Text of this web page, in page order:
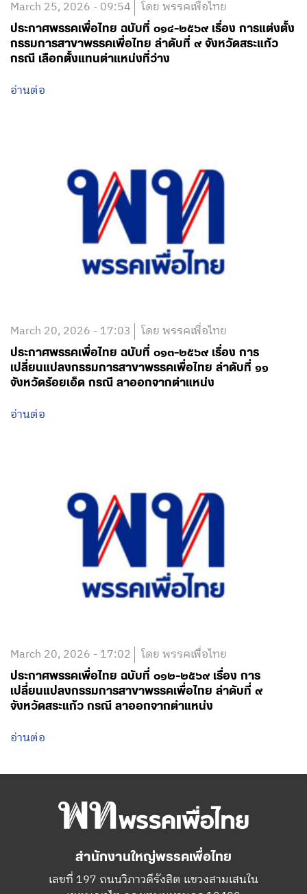
March 25, 2026 - 09:54 โดย พรรคเพื่อไทย
ประกาศพรรคเพื่อไทย ฉบับที่ ๐๑๔-๒๕๖๙ เรื่อง การแต่งตั้ง
กรรมการสาขาพรรคเพื่อไทย ลำดับที่ ๙ จังหวัดสระแก้ว
กรณี เลือกตั้งแทนตำแหน่งที่ว่าง
อ่านต่อ
March 20, 2026 - 17:03 โดย พรรคเพื่อไทย
ประกาศพรรคเพื่อไทย ฉบับที่ ๐๑๓-๒๕๖๙ เรื่อง การ
เปลี่ยนแปลงกรรมการสาขาพรรคเพื่อไทย ลำดับที่ ๑๑
จังหวัดร้อยเอ็ด กรณี ลาออกจากตำแหน่ง
อ่านต่อ
March 20, 2026 - 17:02 โดย พรรคเพื่อไทย
ประกาศพรรคเพื่อไทย ฉบับที่ ๐๑๒-๒๕๖๙ เรื่อง การ
เปลี่ยนแปลงกรรมการสาขาพรรคเพื่อไทย ลำดับที่ ๙
จังหวัดสระแก้ว กรณี ลาออกจากตำแหน่ง
อ่านต่อ
สำนักงานใหญ่พรรคเพื่อไทย
เลขที่ 197 ถนนวิภาวดีรังสิต แขวงสามเสนใน